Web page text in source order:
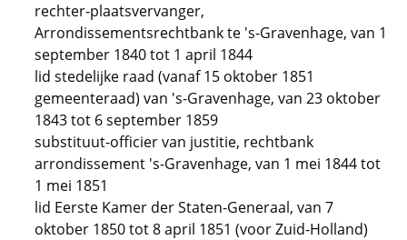
rechter-plaatsvervanger,
Arrondissementsrechtbank te 's-Gravenhage, van 1
september 1840 tot 1 april 1844
lid stedelijke raad (vanaf 15 oktober 1851
gemeenteraad) van 's-Gravenhage, van 23 oktober
1843 tot 6 september 1859
substituut-officier van justitie, rechtbank
arrondissement 's-Gravenhage, van 1 mei 1844 tot
1 mei 1851
lid Eerste Kamer der Staten-Generaal, van 7
oktober 1850 tot 8 april 1851 (voor Zuid-Holland)